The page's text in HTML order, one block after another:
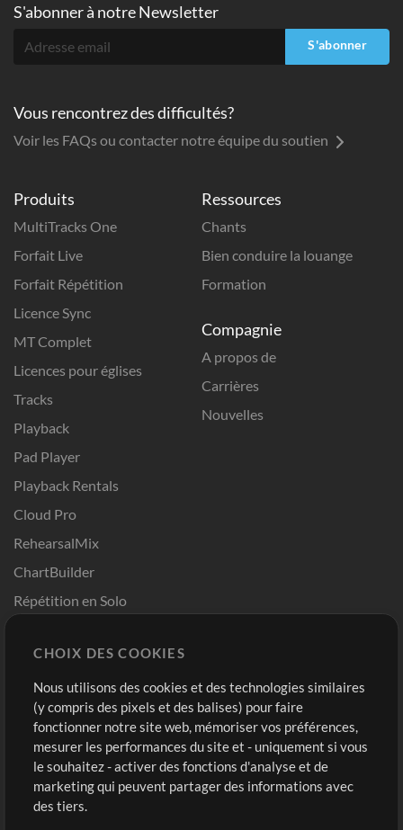
Produits
MultiTracks One
Forfait Live
Forfait Répétition
Licence Sync
MT Complet
Licences pour églises
Tracks
Playback
Pad Player
Playback Rentals
Cloud Pro
RehearsalMix
ChartBuilder
Répétition en Solo
Modèles ProPresenter
Sons
Ressources
Chants
Bien conduire la louange
Formation
Compagnie
A propos de
Carrières
Nouvelles
Boutique
Acheter des crédits
Contenu gratuit
Demander les pistes
Compte
Connexion
S'inscrire
S'abonner à notre Newsletter
S'abonner
Vous rencontrez des difficultés?
Voir les FAQs ou contacter notre équipe du soutien
CHOIX DES COOKIES
Nous utilisons des cookies et des technologies similaires
(y compris des pixels et des balises) pour faire
fonctionner notre site web, mémoriser vos préférences,
mesurer les performances du site et - uniquement si vous
le souhaitez - activer des fonctions d'analyse et de
marketing qui peuvent partager des informations avec
des tiers.